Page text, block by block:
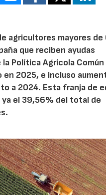
agricultores mayores de
que reciben ayudas
Política Agrícola Común
en 2025, e incluso
a 2024. Esta franja de
el 39,56% del total de